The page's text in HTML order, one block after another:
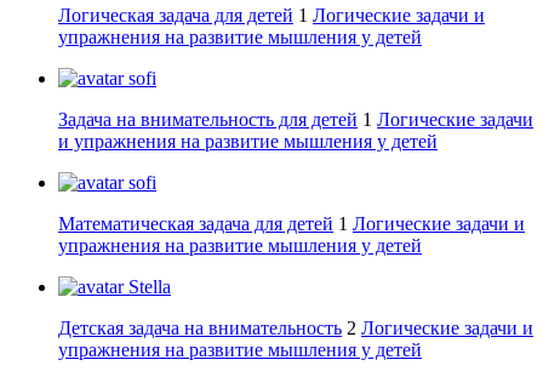
Логическая задача для детей 1 Логические задачи и
упражнения на развитие мышления у детей
sofi
Задача на внимательность для детей 1 Логические задачи
и упражнения на развитие мышления у детей
sofi
Математическая задача для детей 1 Логические задачи и
упражнения на развитие мышления у детей
Stella
Детская задача на внимательность 2 Логические задачи и
упражнения на развитие мышления у детей